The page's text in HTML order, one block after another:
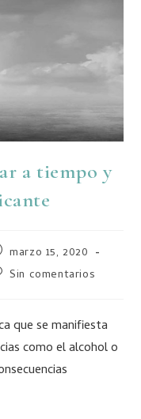
a tiempo y
marzo 15, 2020
Sin comentarios
que se manifiesta
como el alcohol o